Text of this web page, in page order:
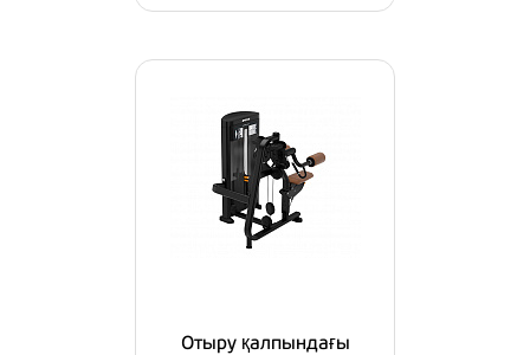
Отыру қалпындағы